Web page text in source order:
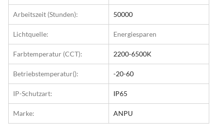
Arbeitszeit (Stunden): 50000
Lichtquelle: Energiesparen
Farbtemperatur (CCT): 2200-6500K
Betriebstemperatur(): -20-60
IP-Schutzart: IP65
Marke: ANPU